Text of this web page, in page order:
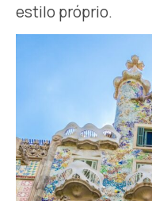
estilo próprio.